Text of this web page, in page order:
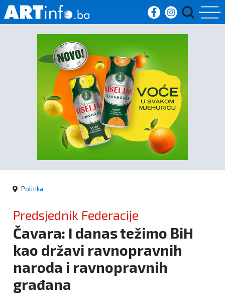
Početna
Sport
kronika
Politika
Zanimljivosti
Politika
Predsjednik Federacije
Čavara: I danas težimo BiH
kao državi ravnopravnih
naroda i ravnopravnih
građana